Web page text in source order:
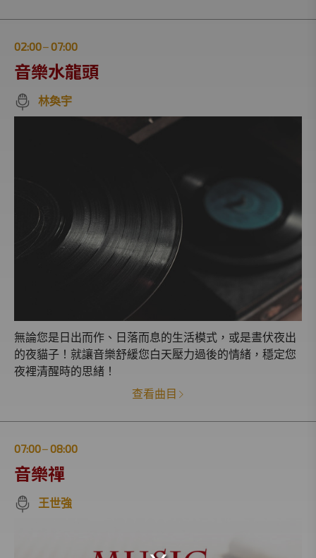
02:00 07:00
音樂水龍頭
林奐宇
無論您是日出而作、日落而息的生活模式，或是晝伏夜出
的夜貓子！就讓音樂舒緩您白天壓力過後的情緒，穩定您
夜裡清醒時的思緒！
查看曲目
07:00 | 08:00
音樂禪
王世強